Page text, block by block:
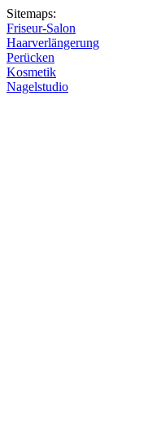
Sitemaps:
Friseur-Salon
Haarverlängerung
Perücken
Kosmetik
Nagelstudio